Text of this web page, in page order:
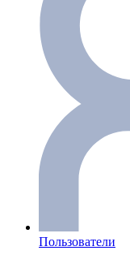
Пользователи